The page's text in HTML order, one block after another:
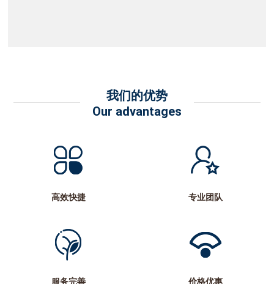
我们的优势
Our advantages
高效快捷 专业团队
服务完善 价格优惠